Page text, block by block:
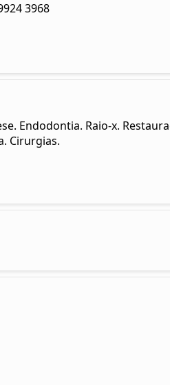
3968
Endodontia. Raio-x.
Cirurgias.